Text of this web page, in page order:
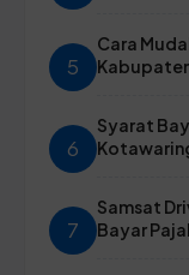
5
Cara
6
Syarat
7
Samsat
Bayar